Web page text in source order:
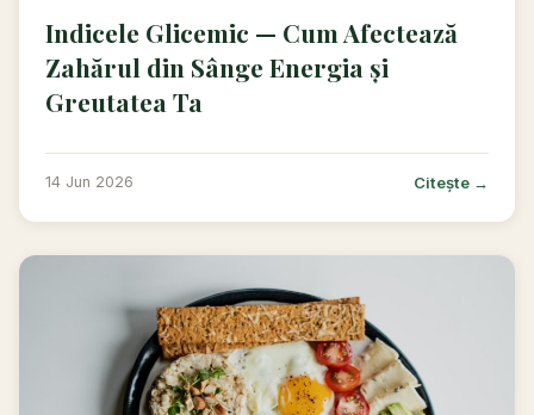
Indicele Glicemic — Cum Afectează
Zahărul din Sânge Energia și
Greutatea Ta
14 Jun 2026 Citește →